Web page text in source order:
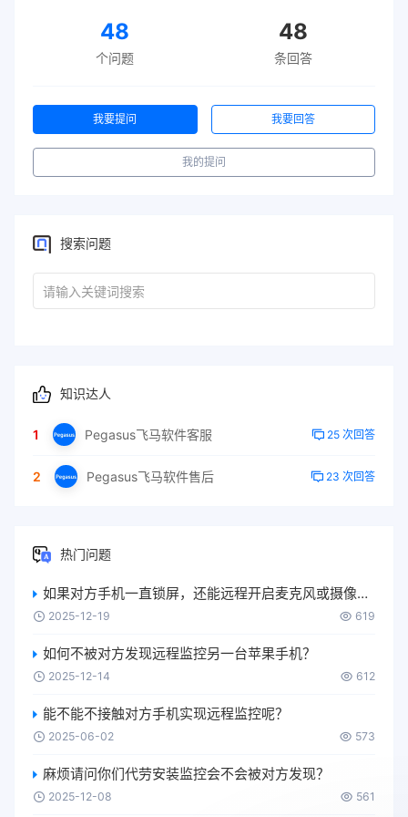
48
个问题
48
条回答
我要提问 我要回答
我的提问
搜索问题
知识达人
1 Pegasus飞马软件客服 25 次回答
2 Pegasus飞马软件售后 23 次回答
热门问题
如果对方手机一直锁屏，还能远程开启麦克风或摄像头吗？
2025-12-19 619
如何不被对方发现远程监控另一台苹果手机？
2025-12-14 612
能不能不接触对方手机实现远程监控呢？
2025-06-02 573
麻烦请问你们代劳安装监控会不会被对方发现？
2025-12-08 561